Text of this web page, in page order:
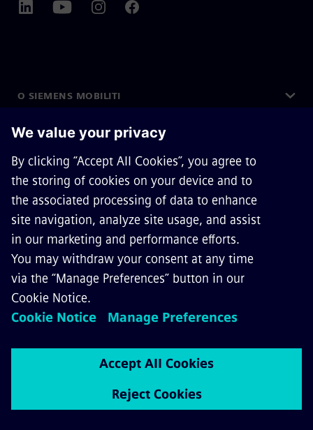
O SIEMENS MOBILITI
KONTAKTIRAJTE NAS
КАРИЈЕРЕ
©Siemens Mobility2026
Obaveštenje o politici privatnosti
Obaveštenje o upotrebi kolačića